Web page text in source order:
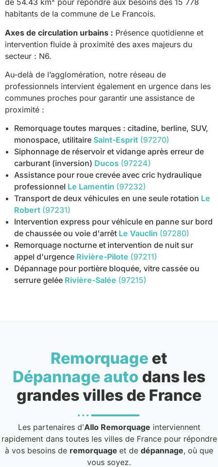
de 54.43 km² pour répondre aux besoins des 15 778
habitants de la commune de Le Francois.
Axes de circulation urbains : Présence quotidienne et
intervention fluide à proximité des axes majeurs du
secteur : N6.
Au-delà de l’agglomération, notre réseau de
professionnels intervient également en urgence dans les
communes proches pour garantir une assistance de
proximité :
Remorquage toutes marques : citadine, berline, SUV,
monospace, utilitaire Saint-Esprit (97270)
Siphonnage de réservoir et vidange après erreur de
carburant (inversion) Ducos (97224)
Assistance pour roue crevée avec cric hydraulique
professionnel Le Lamentin (97232)
Transport de deux véhicules en une seule rotation Le
Robert (97231)
Intervention express pour véhicule en panne sur bord
de chaussée ou voie d'arrêt Le Vauclin (97280)
Remorquage nocturne et intervention de nuit sur
appel d'urgence Rivière-Pilote (97211)
Dépannage pour portière bloquée, vitre cassée ou
serrure gelée Rivière-Salée (97215)
Remorquage et
Dépannage auto dans les
grandes villes de France
Les partenaires d'Allo Remorquage interviennent
rapidement dans toutes les villes de France pour répondre
à vos besoins de remorquage et de dépannage, où que
vous soyez.